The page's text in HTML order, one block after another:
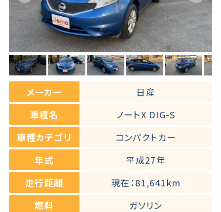
メーカー
日産
車種名
ノートX DIG-S
車種カテゴリ
コンパクトカー
年式
平成27年
走行距離
現在：81,641km
燃料
ガソリン